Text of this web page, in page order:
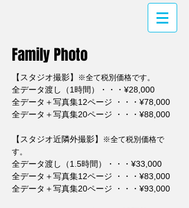
​Family Photo
【​スタジオ撮影】 ※全て税別価格です。
全データ渡し（1時間）・・・¥28,000
全データ＋写真集12ページ ・・・¥78,000
全データ＋写真集20ページ ・・・¥88,000
【​スタジオ近隣外撮影】 ※全て税別価格で
す。
全データ渡し（1.5時間）・・・¥33,000
全データ＋写真集12ページ ・・・¥83,000
全データ＋写真集20ページ ・・・¥93,000